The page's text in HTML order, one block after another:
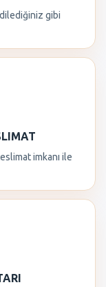
gibi
imkanı ile